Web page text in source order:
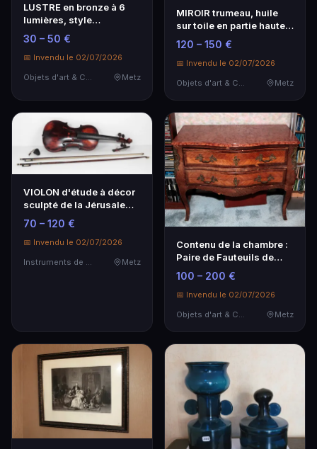
LUSTRE en bronze à 6
lumières, style
Restauration, H : 43 cm…
30 – 50 €
📅 Invendu le 02/07/2026
Metz
MIROIR trumeau, huile
sur toile en partie haute
figurant la …
120 – 150 €
📅 Invendu le 02/07/2026
Metz
VIOLON d'étude à décor
sculpté de la Jérusalem
céleste. Copi…
70 – 120 €
📅 Invendu le 02/07/2026
Metz
Contenu de la chambre :
Paire de Fauteuils de
style Louis XV…
100 – 200 €
📅 Invendu le 02/07/2026
Objets d'art & Curiosités
Metz